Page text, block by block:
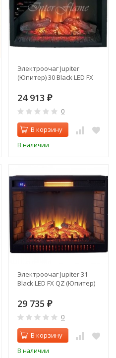
Электроочаг Jupiter
(Юпитер) 30 Black LED FX
24 913 ₽
0
В корзину
В наличии
Электроочаг Jupiter 31
Black LED FX QZ (Юпитер)
29 735 ₽
0
В корзину
В наличии